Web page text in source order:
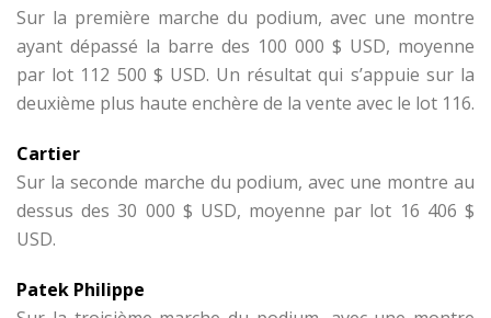
Sur la première marche du podium, avec une montre
ayant dépassé la barre des 100 000 $ USD, moyenne
par lot 112 500 $ USD. Un résultat qui s’appuie sur la
deuxième plus haute enchère de la vente avec le lot 116.
Cartier
Sur la seconde marche du podium, avec une montre au
dessus des 30 000 $ USD, moyenne par lot 16 406 $
USD.
Patek Philippe